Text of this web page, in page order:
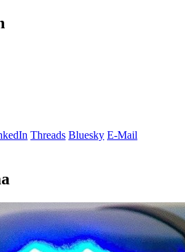
Threads Bluesky E-Mail